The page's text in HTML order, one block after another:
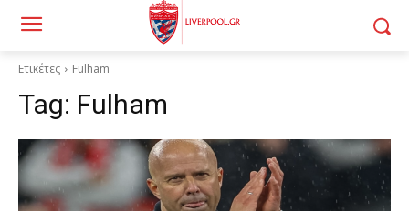
Ετικέτες Fulham
Tag: Fulham